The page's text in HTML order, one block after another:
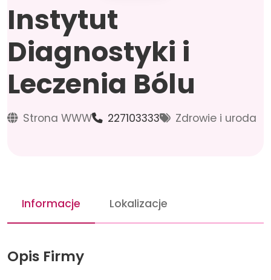
Instytut
Diagnostyki i
Leczenia Bólu
Strona WWW 227103333 Zdrowie i uroda
Informacje Lokalizacje
Opis Firmy